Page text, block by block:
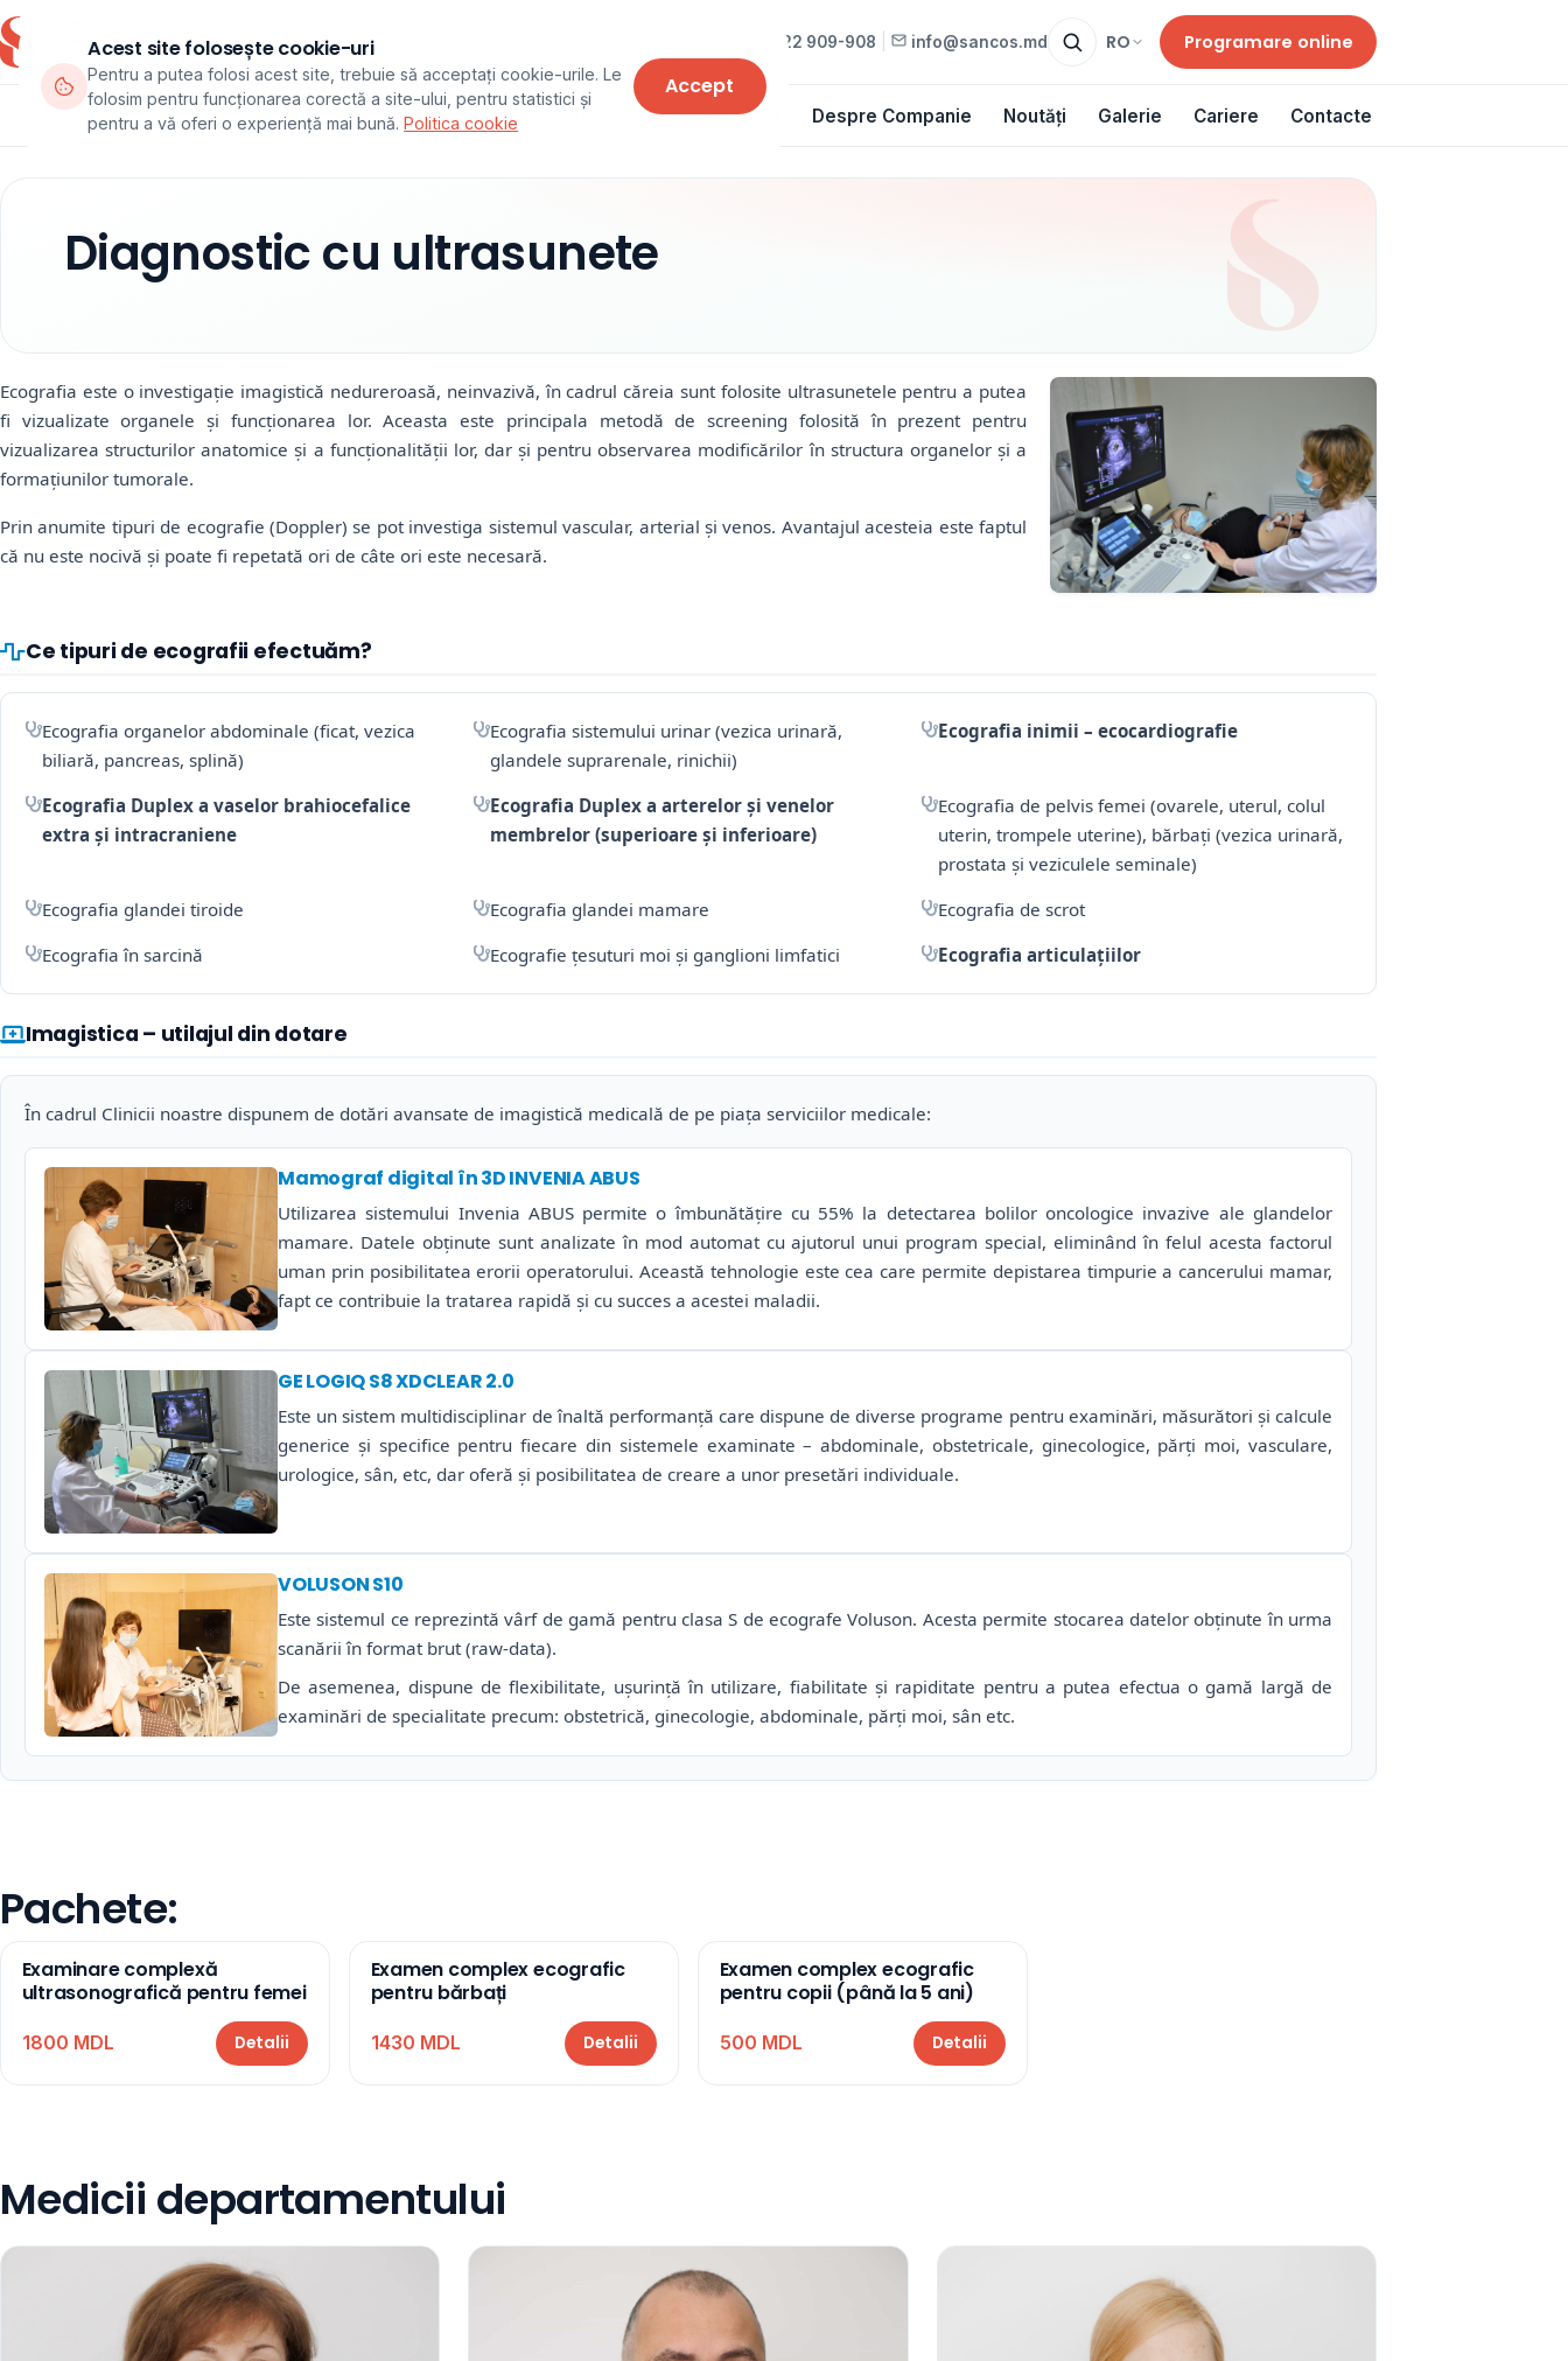
022 909-908 info@sancos.md RO Programare online
Departamente Echipa Pachete Cursuri Lista de prețuri Despre Companie Noutăți Galerie Cariere Contacte
Diagnostic cu ultrasunete
Ecografia este o investigație imagistică nedureroasă, neinvazivă, în cadrul căreia sunt folosite ultrasunetele pentru a putea
fi vizualizate organele și funcționarea lor. Aceasta este principala metodă de screening folosită în prezent pentru
vizualizarea structurilor anatomice și a funcționalității lor, dar și pentru observarea modificărilor în structura organelor și a
formațiunilor tumorale.
Prin anumite tipuri de ecografie (Doppler) se pot investiga sistemul vascular, arterial și venos. Avantajul acesteia este faptul
că nu este nocivă și poate fi repetată ori de câte ori este necesară.
Ce tipuri de ecografii efectuăm?
Ecografia organelor abdominale (ficat, vezica
biliară, pancreas, splină)
Ecografia sistemului urinar (vezica urinară,
glandele suprarenale, rinichii)
Ecografia inimii – ecocardiografie
Ecografia Duplex a vaselor brahiocefalice
extra și intracraniene
Ecografia Duplex a arterelor și venelor
membrelor (superioare și inferioare)
Ecografia de pelvis femei (ovarele, uterul, colul
uterin, trompele uterine), bărbați (vezica urinară,
prostata și veziculele seminale)
Ecografia glandei tiroide
Ecografia glandei mamare
Ecografia de scrot
Ecografia în sarcină
Ecografie țesuturi moi și ganglioni limfatici Ecografia articulațiilor
Imagistica – utilajul din dotare
În cadrul Clinicii noastre dispunem de dotări avansate de imagistică medicală de pe piața serviciilor medicale:
Mamograf digital în 3D INVENIA ABUS
Utilizarea sistemului Invenia ABUS permite o îmbunătățire cu 55% la detectarea bolilor oncologice invazive ale glandelor
mamare. Datele obținute sunt analizate în mod automat cu ajutorul unui program special, eliminând în felul acesta factorul
uman prin posibilitatea erorii operatorului. Această tehnologie este cea care permite depistarea timpurie a cancerului mamar,
fapt ce contribuie la tratarea rapidă şi cu succes a acestei maladii.
GE LOGIQ S8 XDCLEAR 2.0
Este un sistem multidisciplinar de înaltă performanță care dispune de diverse programe pentru examinări, măsurători și calcule
generice și specifice pentru fiecare din sistemele examinate – abdominale, obstetricale, ginecologice, părți moi, vasculare,
urologice, sân, etc, dar oferă și posibilitatea de creare a unor presetări individuale.
VOLUSON S10
Este sistemul ce reprezintă vârf de gamă pentru clasa S de ecografe Voluson. Acesta permite stocarea datelor obţinute în urma
scanării în format brut (raw-data).
De asemenea, dispune de flexibilitate, ușurință în utilizare, fiabilitate și rapiditate pentru a putea efectua o gamă largă de
examinări de specialitate precum: obstetrică, ginecologie, abdominale, părți moi, sân etc.
Pachete:
Examinare complexă
ultrasonografică pentru femei
1800 MDL Detalii
Examen complex ecografic
pentru bărbați
1430 MDL Detalii
Examen complex ecografic
pentru copii (până la 5 ani)
500 MDL Detalii
Medicii departamentului
Acest site folosește cookie-uri
Pentru a putea folosi acest site, trebuie să acceptați cookie-urile. Le
folosim pentru funcționarea corectă a site-ului, pentru statistici și
pentru a vă oferi o experiență mai bună.Politica cookie
Accept